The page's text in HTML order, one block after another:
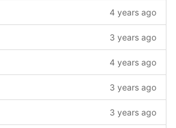
4 years ago
3 years ago
4 years ago
3 years ago
3 years ago